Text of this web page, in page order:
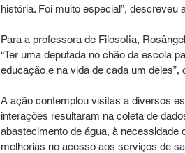
história. Foi muito especial”, descreveu
Para a professora de Filosofia,
“Ter uma deputada no chão da escola
educação e na vida de cada um deles”,
A ação contemplou visitas a diversos
interações resultaram na coleta de
abastecimento de água, à necessidade
melhorias no acesso aos serviços de